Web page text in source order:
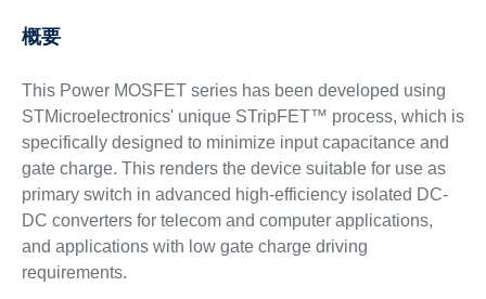
概要
This Power MOSFET series has been developed using
STMicroelectronics' unique STripFET™ process, which is
specifically designed to minimize input capacitance and
gate charge. This renders the device suitable for use as
primary switch in advanced high-efficiency isolated DC-
DC converters for telecom and computer applications,
and applications with low gate charge driving
requirements.